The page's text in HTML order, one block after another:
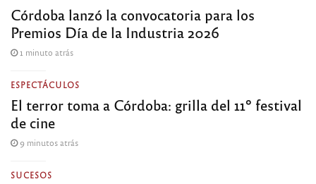
Córdoba lanzó la convocatoria para los
Premios Día de la Industria 2026
1 minuto atrás
ESPECTÁCULOS
El terror toma a Córdoba: grilla del 11º festival
de cine
9 minutos atrás
SUCESOS